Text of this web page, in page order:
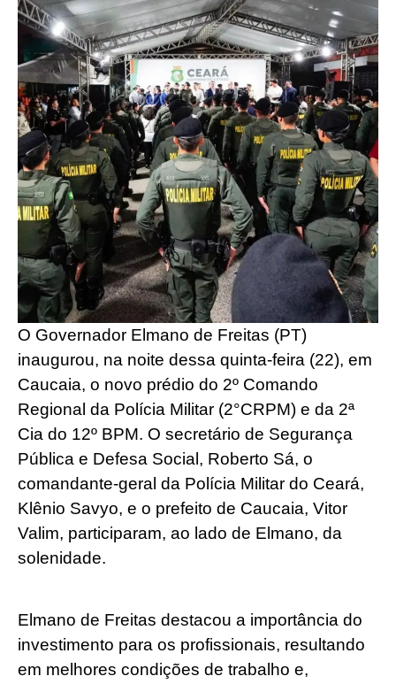
O Governador Elmano de Freitas (PT)
inaugurou, na noite dessa quinta-feira (22), em
Caucaia, o novo prédio do 2º Comando
Regional da Polícia Militar (2°CRPM) e da 2ª
Cia do 12º BPM. O secretário de Segurança
Pública e Defesa Social, Roberto Sá, o
comandante-geral da Polícia Militar do Ceará,
Klênio Savyo, e o prefeito de Caucaia, Vitor
Valim, participaram, ao lado de Elmano, da
solenidade.
Elmano de Freitas destacou a importância do
investimento para os profissionais, resultando
em melhores condições de trabalho e,